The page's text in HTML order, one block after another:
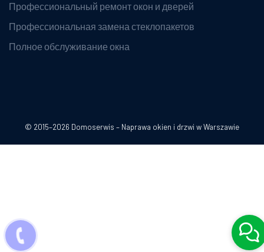
Профессиональный ремонт окон и дверей
Профессиональная замена стеклопакетов
Полное обслуживание окна
© 2015–2026 Domoserwis – Naprawa okien i drzwi w Warszawie